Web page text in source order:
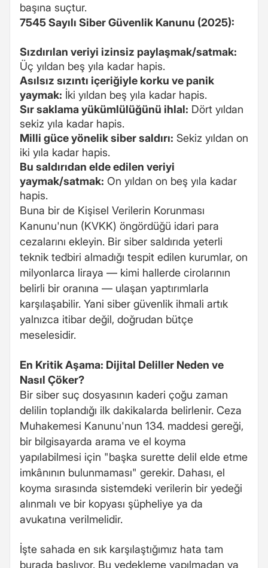
başına suçtur.
7545 Sayılı Siber Güvenlik Kanunu (2025):
Sızdırılan veriyi izinsiz paylaşmak/satmak:
Üç yıldan beş yıla kadar hapis.
Asılsız sızıntı içeriğiyle korku ve panik
yaymak: İki yıldan beş yıla kadar hapis.
Sır saklama yükümlülüğünü ihlal: Dört yıldan
sekiz yıla kadar hapis.
Milli güce yönelik siber saldırı: Sekiz yıldan on
iki yıla kadar hapis.
Bu saldırıdan elde edilen veriyi
yaymak/satmak: On yıldan on beş yıla kadar
hapis.
Buna bir de Kişisel Verilerin Korunması
Kanunu'nun (KVKK) öngördüğü idari para
cezalarını ekleyin. Bir siber saldırıda yeterli
teknik tedbiri almadığı tespit edilen kurumlar, on
milyonlarca liraya — kimi hallerde cirolarının
belirli bir oranına — ulaşan yaptırımlarla
karşılaşabilir. Yani siber güvenlik ihmali artık
yalnızca itibar değil, doğrudan bütçe
meselesidir.
En Kritik Aşama: Dijital Deliller Neden ve
Nasıl Çöker?
Bir siber suç dosyasının kaderi çoğu zaman
delilin toplandığı ilk dakikalarda belirlenir. Ceza
Muhakemesi Kanunu'nun 134. maddesi gereği,
bir bilgisayarda arama ve el koyma
yapılabilmesi için "başka surette delil elde etme
imkânının bulunmaması" gerekir. Dahası, el
koyma sırasında sistemdeki verilerin bir yedeği
alınmalı ve bir kopyası şüpheliye ya da
avukatına verilmelidir.
İşte sahada en sık karşılaştığımız hata tam
burada başlıyor. Bu yedekleme yapılmadan ya